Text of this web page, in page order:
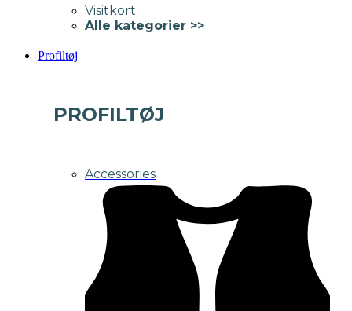
Visitkort
Alle kategorier >>
Profiltøj
PROFILTØJ
Accessories